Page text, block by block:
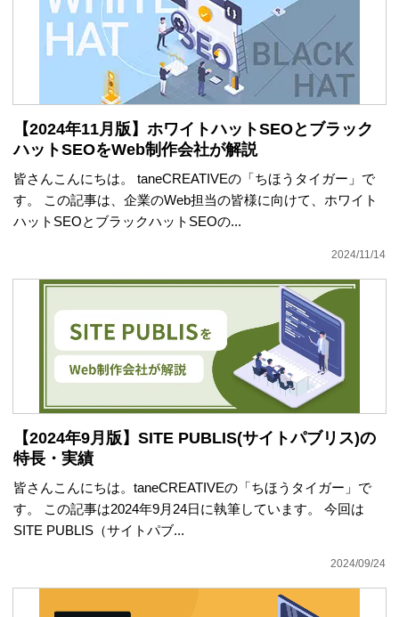
【2024年11月版】ホワイトハットSEOとブラック
ハットSEOをWeb制作会社が解説
皆さんこんにちは。 taneCREATIVEの「ちほうタイガー」で
す。 この記事は、企業のWeb担当の皆様に向けて、ホワイト
ハットSEOとブラックハットSEOの...
2024/11/14
【2024年9月版】SITE PUBLIS(サイトパブリス)の
特長・実績
皆さんこんにちは。taneCREATIVEの「ちほうタイガー」で
す。 この記事は2024年9月24日に執筆しています。 今回は
SITE PUBLIS（サイトパブ...
2024/09/24